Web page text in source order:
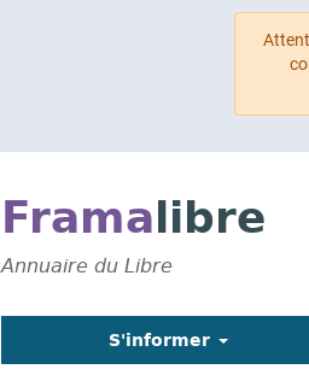
Framalibre
Annuaire du Libre
S'informer